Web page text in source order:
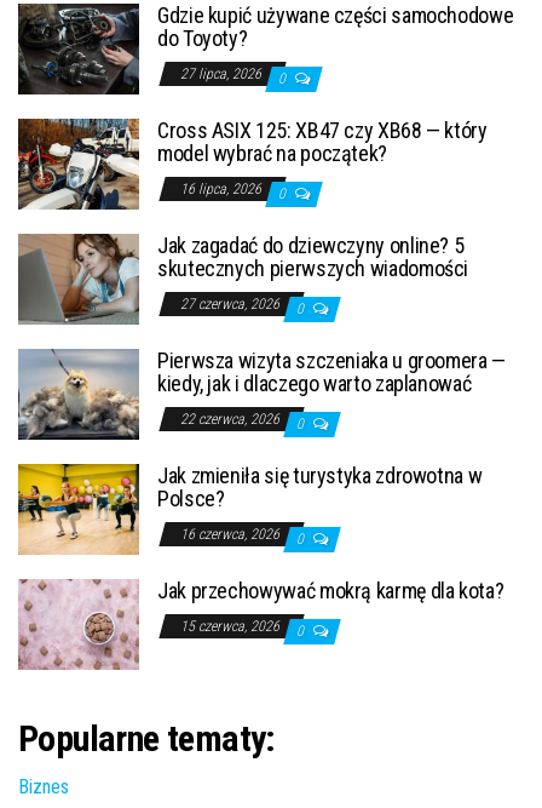
Gdzie kupić używane części samochodowe
do Toyoty?
27 lipca, 2026 0
Cross ASIX 125: XB47 czy XB68 — który
model wybrać na początek?
16 lipca, 2026 0
Jak zagadać do dziewczyny online? 5
skutecznych pierwszych wiadomości
27 czerwca, 2026 0
Pierwsza wizyta szczeniaka u groomera —
kiedy, jak i dlaczego warto zaplanować
22 czerwca, 2026 0
Jak zmieniła się turystyka zdrowotna w
Polsce?
16 czerwca, 2026 0
Jak przechowywać mokrą karmę dla kota?
15 czerwca, 2026 0
Popularne tematy:
Biznes